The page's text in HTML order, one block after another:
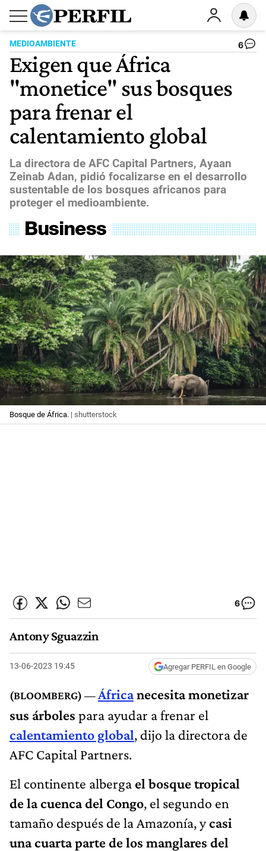
MEDIOAMBIENTE 6
Exigen que África
"monetice" sus bosques
para frenar el
calentamiento global
La directora de AFC Capital Partners, Ayaan
Zeinab Adan, pidió focalizarse en el desarrollo
sustentable de los bosques africanos para
proteger el medioambiente.
Bosque de África. | shutterstock
6
Antony Sguazzin
13-06-2023 19:45 Agregar PERFIL en Google
Áfricanecesita monetizar
sus árboles para ayudar a frenar el
calentamiento global, dijo la directora de
AFC Capital Partners.
El continente alberga el bosque tropical
de la cuenca del Congo, el segundo en
tamaño después de la Amazonía, ycasi
una cuarta parte de los manglares del